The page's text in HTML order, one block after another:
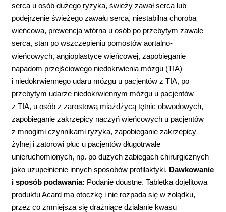
serca u osób dużego ryzyka, świeży zawał serca lub
podejrzenie świeżego zawału serca, niestabilna choroba
wieńcowa, prewencja wtórna u osób po przebytym zawale
serca, stan po wszczepieniu pomostów aortalno-
wieńcowych, angioplastyce wieńcowej, zapobieganie
napadom przejściowego niedokrwienia mózgu (TIA)
i niedokrwiennego udaru mózgu u pacjentów z TIA, po
przebytym udarze niedokrwiennym mózgu u pacjentów
z TIA, u osób z zarostową miażdżycą tętnic obwodowych,
zapobieganie zakrzepicy naczyń wieńcowych u pacjentów
z mnogimi czynnikami ryzyka, zapobieganie zakrzepicy
żylnej i zatorowi płuc u pacjentów długotrwale
unieruchomionych, np. po dużych zabiegach chirurgicznych
jako uzupełnienie innych sposobów profilaktyki. Dawkowanie
i sposób podawania: Podanie doustne. Tabletka dojelitowa
produktu Acard ma otoczkę i nie rozpada się w żołądku,
przez co zmniejsza się drażniące działanie kwasu